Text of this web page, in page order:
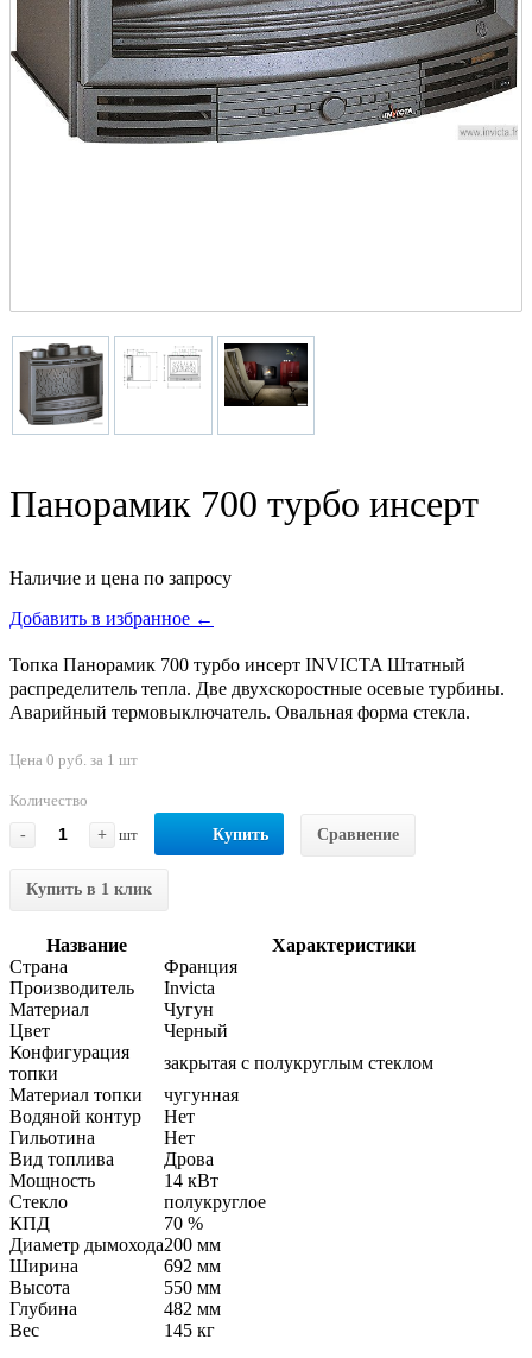
Панорамик 700 турбо инсерт
Наличие и цена по запросу
Добавить в избранное ←
Топка Панорамик 700 турбо инсерт INVICTA Штатный
распределитель тепла. Две двухскоростные осевые турбины.
Аварийный термовыключатель. Овальная форма стекла.
Цена 0 руб. за 1 шт
Количество
-
+ шт Купить Сравнение
Купить в 1 клик
Название
Характеристики
Страна
Франция
Производитель
Invicta
Материал
Чугун
Цвет
Черный
Конфигурация
топки
закрытая с полукруглым стеклом
Материал топки
чугунная
Водяной контур
Нет
Гильотина
Нет
Вид топлива
Дрова
Мощность
14 кВт
Стекло
полукруглое
КПД
70 %
Диаметр дымохода200 мм
Ширина
692 мм
Высота
550 мм
Глубина
482 мм
Вес
145 кг